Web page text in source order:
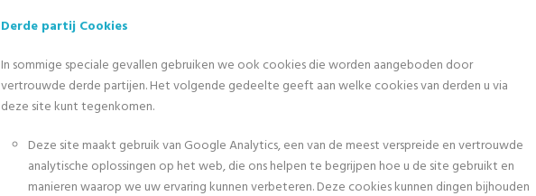
Derde partij Cookies
In sommige speciale gevallen gebruiken we ook cookies die worden aangeboden door
vertrouwde derde partijen. Het volgende gedeelte geeft aan welke cookies van derden u via
deze site kunt tegenkomen.
Deze site maakt gebruik van Google Analytics, een van de meest verspreide en vertrouwde
analytische oplossingen op het web, die ons helpen te begrijpen hoe u de site gebruikt en
manieren waarop we uw ervaring kunnen verbeteren. Deze cookies kunnen dingen bijhouden